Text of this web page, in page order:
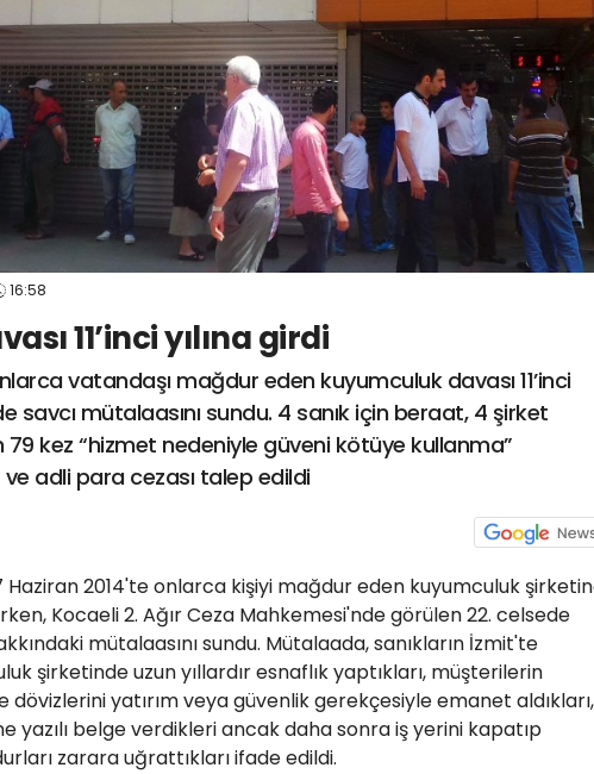
16:58
11’inci yılına girdi
vatandaşı mağdur eden kuyumculuk davası 11’inci
savcı mütalaasını sundu. 4 sanık için beraat, 4 şirket
kez “hizmet nedeniyle güveni kötüye kullanma”
ve adli para cezası talep edildi
Haziran 2014'te onlarca kişiyi mağdur eden kuyumculuk
Kocaeli 2. Ağır Ceza Mahkemesi'nde görülen 22. celsede
mütalaasını sundu. Mütalaada, sanıkların İzmit'te
şirketinde uzun yıllardır esnaflık yaptıkları, müşterilerin
dövizlerini yatırım veya güvenlik gerekçesiyle emanet aldıkları,
yazılı belge verdikleri ancak daha sonra iş yerini kapatıp
zarara uğrattıkları ifade edildi.